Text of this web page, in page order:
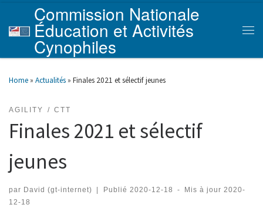
Skip to content
Commission Nationale
Éducation et Activités
Cynophiles
Home » Actualités » Finales 2021 et sélectif jeunes
AGILITY CTT
Finales 2021 et sélectif
jeunes
par David (gt-internet) Publié 2020-12-18 - Mis à jour 2020-
12-18